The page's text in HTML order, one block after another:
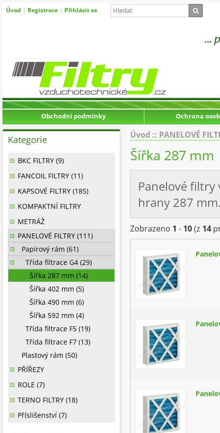
Úvod | Registrace | Přihlásit se
Obchodní podmínky Ochrana
Úvod :: PANELOVÉ
Šířka 287 mm
Panelové
hrany 287
Zobrazeno 1 - 10(z 14
Kategorie
BKC FILTRY (9)
FANCOIL FILTRY (11)
KAPSOVÉ FILTRY (185)
KOMPAKTNÍ FILTRY
METRÁŽ
PANELOVÉ FILTRY (111)
Papírový rám (61)
Třída filtrace G4 (29)
Šířka 287 mm (14)
Šířka 402 mm (5)
Šířka 490 mm (6)
Šířka 592 mm (4)
Třída filtrace F5 (19)
Třída filtrace F7 (13)
Plastový rám (50)
PŘÍŘEZY
ROLE (7)
TERNO FILTRY (18)
Příslišenství (7)